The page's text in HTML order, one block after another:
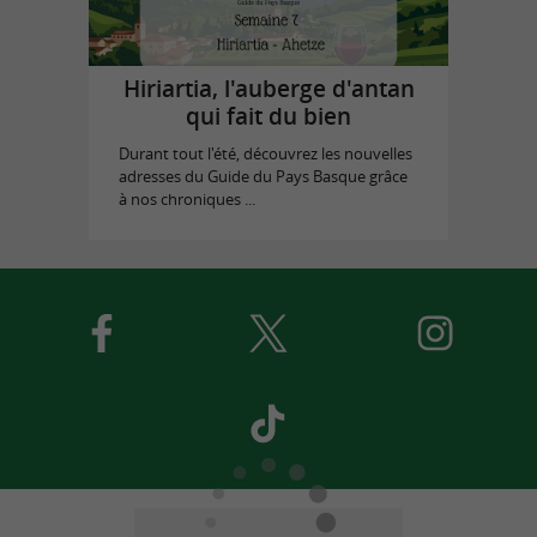
Hiriartia, l'auberge d'antan
qui fait du bien
Durant tout l'été, découvrez les nouvelles
adresses du Guide du Pays Basque grâce
à nos chroniques ...